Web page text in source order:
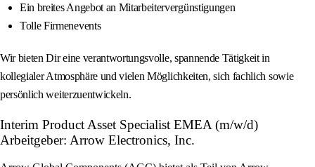
Ein breites Angebot an Mitarbeitervergünstigungen
Tolle Firmenevents
Wir bieten Dir eine verantwortungsvolle, spannende Tätigkeit in
kollegialer Atmosphäre und vielen Möglichkeiten, sich fachlich sowie
persönlich weiterzuentwickeln.
Interim Product Asset Specialist EMEA (m/w/d)
Arbeitgeber: Arrow Electronics, Inc.